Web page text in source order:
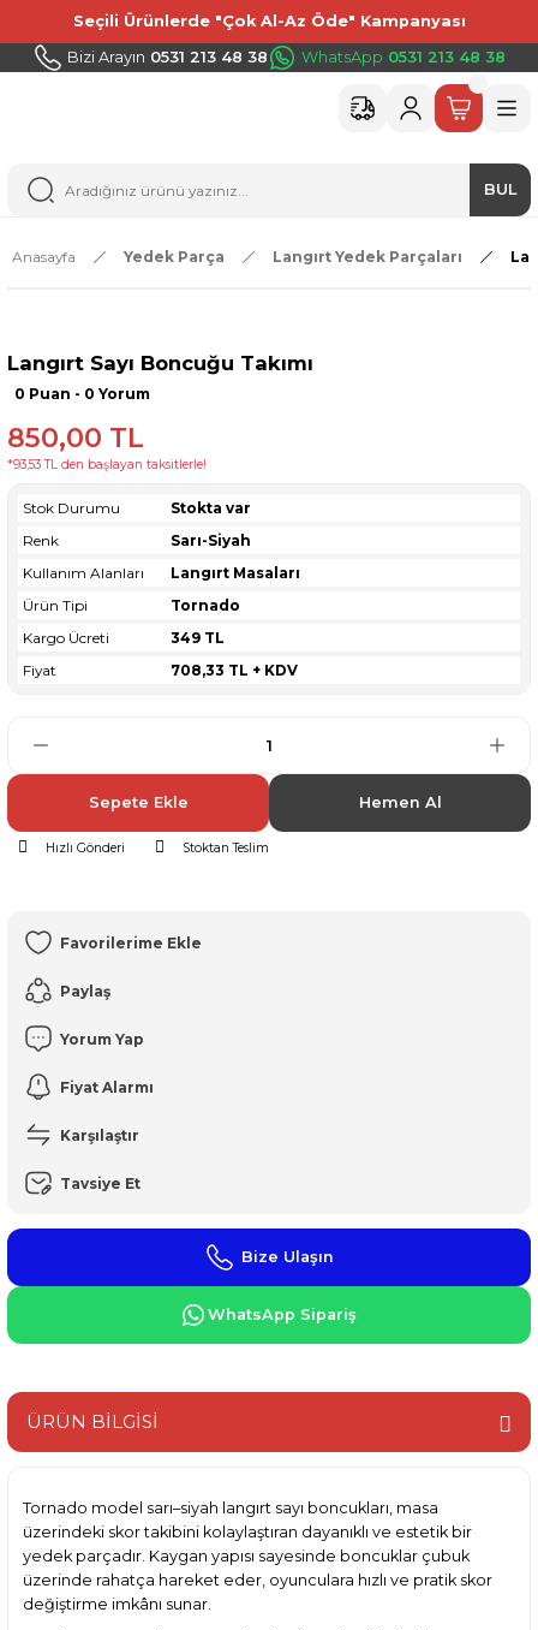
Seçili Ürünlerde "Çok Al-Az Öde" Kampanyası
Bizi Arayın 0531 213 48 38 WhatsApp 0531 213 48 38
BUL
Anasayfa Yedek Parça Langırt Yedek Parçaları
Langırt Sayı Boncuğu Takımı
0 Puan - 0 Yorum
850,00 TL
*93,53 TL den başlayan taksitlerle!
Stok Durumu
Stokta var
Renk
Sarı-Siyah
Kullanım Alanları
Langırt Masaları
Ürün Tipi
Tornado
Kargo Ücreti
349 TL
Fiyat
708,33 TL + KDV
Sepete Ekle Hemen Al
Hızlı Gönderi Stoktan Teslim
Paylaş
Yorum Yap
Fiyat Alarmı
Karşılaştır
Tavsiye Et
Bize Ulaşın
WhatsApp Sipariş
ÜRÜN BİLGİSİ
Tornado model sarı–siyah langırt sayı boncukları, masa
üzerindeki skor takibini kolaylaştıran dayanıklı ve estetik bir
yedek parçadır. Kaygan yapısı sayesinde boncuklar çubuk
üzerinde rahatça hareket eder, oyunculara hızlı ve pratik skor
değiştirme imkânı sunar.